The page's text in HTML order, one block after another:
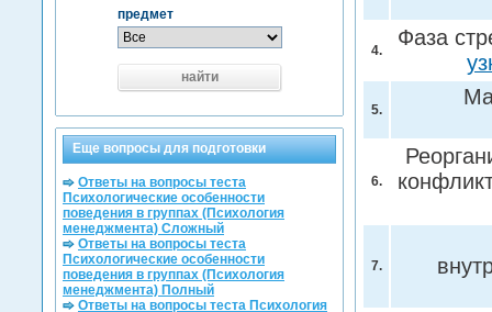
4.
Фаза
5.
6.
7.
предмет
найти
Еще вопросы для подготовки
Ответы на вопросы теста
Психологические особенности
поведения в группах (Психология
менеджмента) Сложный
Ответы на вопросы теста
Психологические особенности
поведения в группах (Психология
менеджмента) Полный
Ответы на вопросы теста Психология